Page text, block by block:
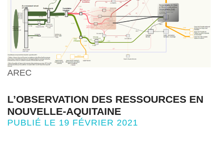
AREC
L’OBSERVATION DES RESSOURCES EN
NOUVELLE-AQUITAINE
PUBLIÉ LE 19 FÉVRIER 2021